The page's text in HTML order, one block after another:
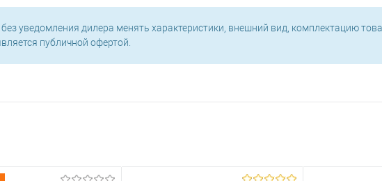
уведомления дилера менять характеристики, внешний вид, комплектацию
публичной офертой.